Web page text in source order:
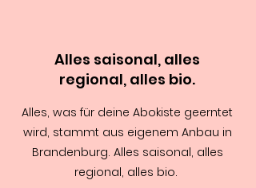
Alles saisonal, alles
regional, alles bio.
Alles, was für deine Abokiste geerntet
wird, stammt aus eigenem Anbau in
Brandenburg. Alles saisonal, alles
regional, alles bio.